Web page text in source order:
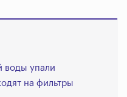
воды упали
на фильтры